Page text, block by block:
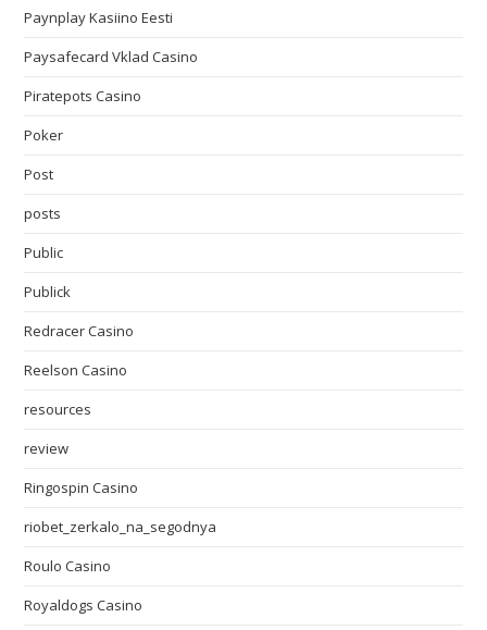
Paynplay Kasiino Eesti
Paysafecard Vklad Casino
Piratepots Casino
Poker
Post
posts
Public
Publick
Redracer Casino
Reelson Casino
resources
review
Ringospin Casino
riobet_zerkalo_na_segodnya
Roulo Casino
Royaldogs Casino